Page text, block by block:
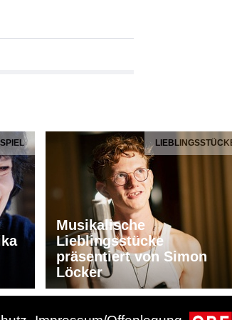
und Klavier
Musikalische
Lieblingsstücke
präsentiert von Simon
Löcker